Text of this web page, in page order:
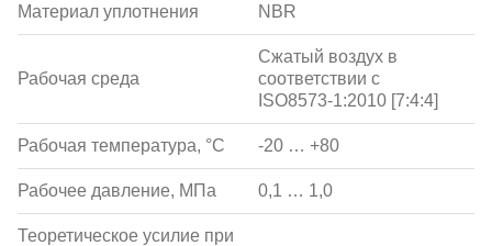
Материал уплотнения NBR
Рабочая среда
Сжатый воздух в
соответствии с
ISO8573-1:2010 [7:4:4]
Рабочая температура, °С -20 … +80
Рабочее давление, МПа 0,1 … 1,0
Теоретическое усилие при